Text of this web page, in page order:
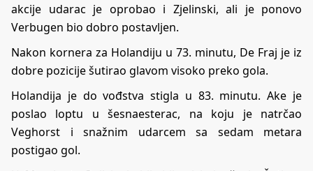
akcije udarac je oprobao i Zjelinski, ali je ponovo
Verbugen bio dobro postavljen.
Nakon kornera za Holandiju u 73. minutu, De Fraj je iz
dobre pozicije šutirao glavom visoko preko gola.
Holandija je do vođstva stigla u 83. minutu. Ake je
poslao loptu u šesnaesterac, na koju je natrčao
Veghorst i snažnim udarcem sa sedam metara
postigao gol.